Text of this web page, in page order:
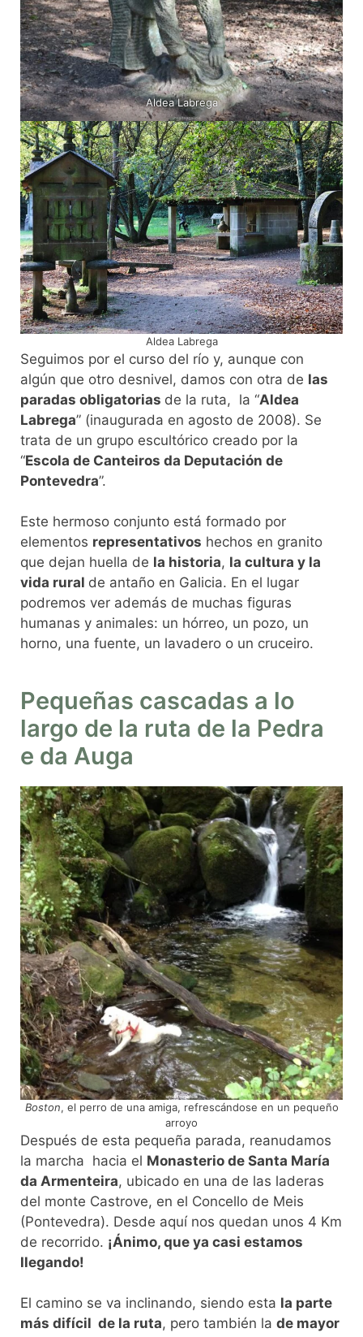
Aldea Labrega
Aldea Labrega
Seguimos por el curso del río y, aunque con
algún que otro desnivel, damos con otra de las
paradas obligatorias de la ruta, la “Aldea
Labrega” (inaugurada en agosto de 2008). Se
trata de un grupo escultórico creado por la
“Escola de Canteiros da Deputación de
Pontevedra”.
Este hermoso conjunto está formado por
elementos representativos hechos en granito
que dejan huella de la historia, la cultura y la
vida rural de antaño en Galicia. En el lugar
podremos ver además de muchas figuras
humanas y animales: un hórreo, un pozo, un
horno, una fuente, un lavadero o un cruceiro.
Pequeñas cascadas a lo
largo de la ruta de la Pedra
e da Auga
Boston, el perro de una amiga, refrescándose en un pequeño
arroyo
Después de esta pequeña parada, reanudamos
la marcha hacia el Monasterio de Santa María
da Armenteira, ubicado en una de las laderas
del monte Castrove, en el Concello de Meis
(Pontevedra). Desde aquí nos quedan unos 4 Km
de recorrido. ¡Ánimo, que ya casi estamos
llegando!
El camino se va inclinando, siendo esta la parte
más difícil de la ruta, pero también la de mayor